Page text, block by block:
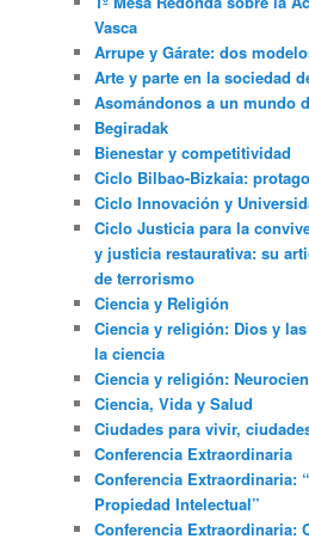
Vasca
Arrupe y Gárate: dos
Arte y parte en la sociedad
Asomándonos a un mundo
Begiradak
Bienestar y competitividad
Ciclo Bilbao-Bizkaia:
Ciclo Innovación y
Ciclo Justicia para la
y justicia restaurativa: su
de terrorismo
Ciencia y Religión
Ciencia y religión: Dios y
la ciencia
Ciencia y religión:
Ciencia, Vida y Salud
Ciudades para vivir,
Conferencia Extraordinaria
Conferencia Extraordinaria:
Propiedad Intelectual”
Conferencia Extraordinaria: